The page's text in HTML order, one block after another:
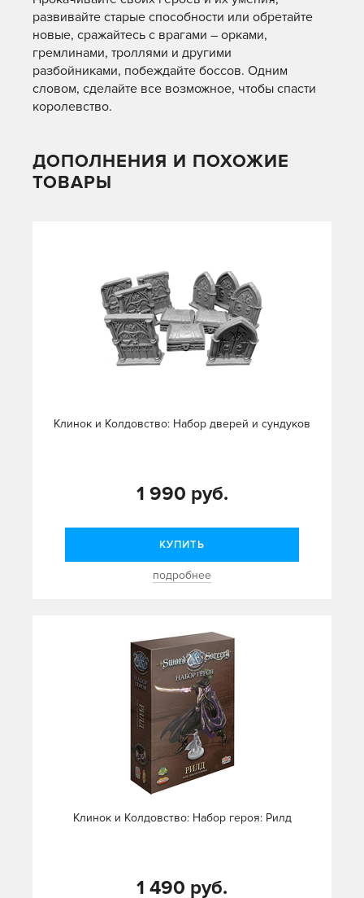
развивайте старые способности или обретайте
новые, сражайтесь с врагами – орками,
гремлинами, троллями и другими
разбойниками, побеждайте боссов. Одним
словом, сделайте все возможное, чтобы спасти
королевство.
ДОПОЛНЕНИЯ И ПОХОЖИЕ
ТОВАРЫ
Клинок и Колдовство: Набор дверей и сундуков
1 990 руб.
КУПИТЬ
подробнее
Клинок и Колдовство: Набор героя: Рилд
1 490 руб.